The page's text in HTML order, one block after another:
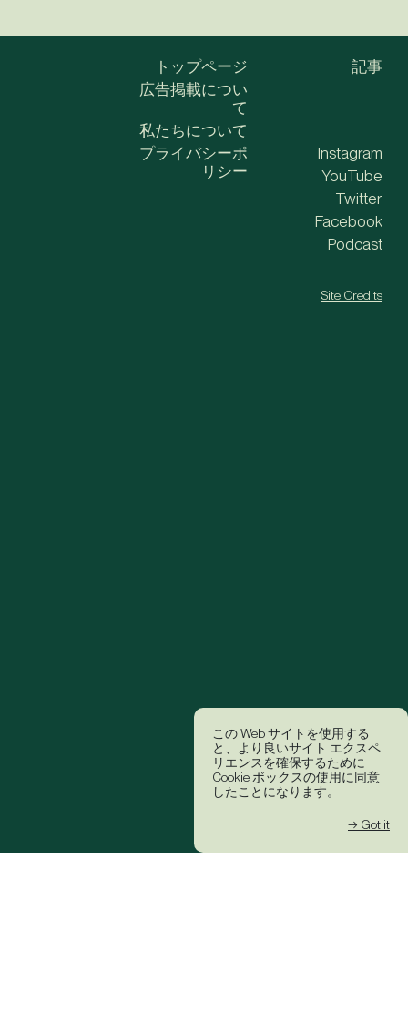
この Web サイトを使用する
と、より良いサイト エクスペ
リエンスを確保するために
Cookie ボックスの使用に同意
したことになります。
→ Got it
トップページ
広告掲載につい
て
私たちについて
記事
プライバシーポ
リシー
Instagram
YouTube
Twitter
Facebook
Podcast
Site Credits